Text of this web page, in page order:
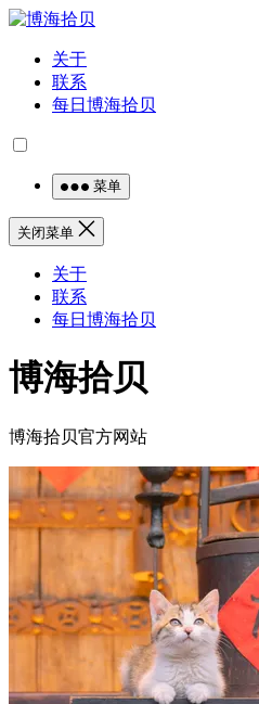
关于
联系
每日博海拾贝
菜单
关闭菜单
关于
联系
每日博海拾贝
博海拾贝
博海拾贝官方网站